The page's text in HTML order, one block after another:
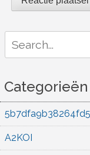
for:
Categorieën
A2KOI